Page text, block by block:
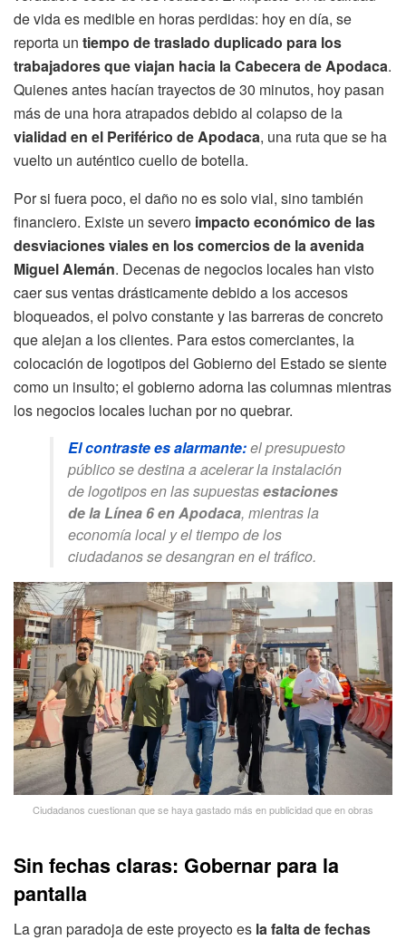
de vida es medible en horas perdidas: hoy en día, se
reporta un tiempo de traslado duplicado para los
trabajadores que viajan hacia la Cabecera de Apodaca.
Quienes antes hacían trayectos de 30 minutos, hoy pasan
más de una hora atrapados debido al colapso de la
vialidad en el Periférico de Apodaca, una ruta que se ha
vuelto un auténtico cuello de botella.
Por si fuera poco, el daño no es solo vial, sino también
financiero. Existe un severo impacto económico de las
desviaciones viales en los comercios de la avenida
Miguel Alemán. Decenas de negocios locales han visto
caer sus ventas drásticamente debido a los accesos
bloqueados, el polvo constante y las barreras de concreto
que alejan a los clientes. Para estos comerciantes, la
colocación de logotipos del Gobierno del Estado se siente
como un insulto; el gobierno adorna las columnas mientras
los negocios locales luchan por no quebrar.
El contraste es alarmante:el presupuesto
público se destina a acelerar la instalación
de logotipos en las supuestasestaciones
de la Línea 6 en Apodaca, mientras la
economía local y el tiempo de los
ciudadanos se desangran en el tráfico.
Ciudadanos cuestionan que se haya gastado más en publicidad que en obras
Sin fechas claras: Gobernar para la
pantalla
La gran paradoja de este proyecto es la falta de fechas